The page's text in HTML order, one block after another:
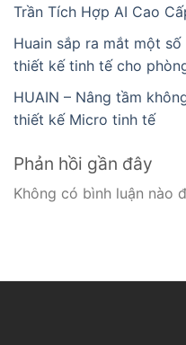
Trần Tích Hợp AI Cao
Huain sắp ra mắt một
thiết kế tinh tế cho
HUAIN – Nâng tầm
thiết kế Micro tinh tế
Phản hồi gần đây
Không có bình luận nào